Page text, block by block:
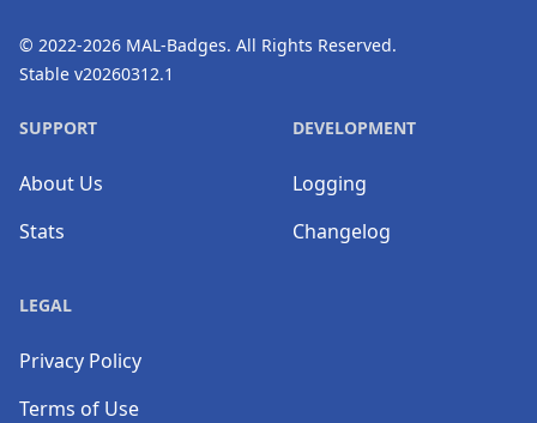
© 2022-2026 MAL-Badges. All Rights Reserved.
Stable v20260312.1
SUPPORT
About Us
Stats
DEVELOPMENT
Logging
Changelog
LEGAL
Privacy Policy
Terms of Use